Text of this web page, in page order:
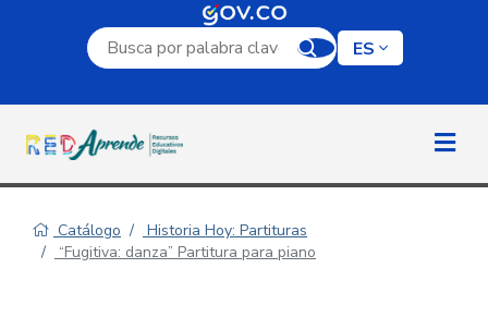
Campo de búsqueda por palabra clave
ES
Catálogo
Historia Hoy: Partituras
“Fugitiva: danza” Partitura para piano